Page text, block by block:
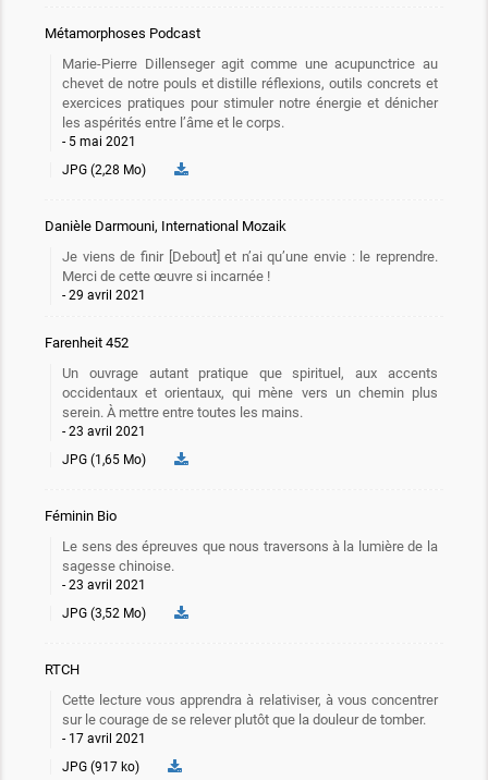
Métamorphoses Podcast
Marie-Pierre Dillenseger agit comme une acupunctrice au
chevet de notre pouls et distille réflexions, outils concrets et
exercices pratiques pour stimuler notre énergie et dénicher
les aspérités entre l’âme et le corps.
5 mai 2021
JPG (2,28 Mo)
Danièle Darmouni, International Mozaik
Je viens de finir [Debout] et n’ai qu’une envie : le reprendre.
Merci de cette œuvre si incarnée !
29 avril 2021
Farenheit 452
Un ouvrage autant pratique que spirituel, aux accents
occidentaux et orientaux, qui mène vers un chemin plus
serein. À mettre entre toutes les mains.
23 avril 2021
JPG (1,65 Mo)
Féminin Bio
Le sens des épreuves que nous traversons à la lumière de la
sagesse chinoise.
23 avril 2021
JPG (3,52 Mo)
RTCH
Cette lecture vous apprendra à relativiser, à vous concentrer
sur le courage de se relever plutôt que la douleur de tomber.
17 avril 2021
JPG (917 ko)